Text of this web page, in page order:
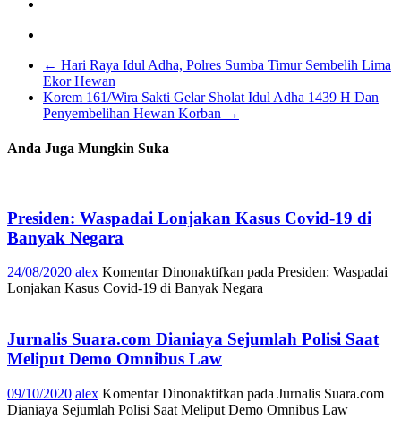
← Hari Raya Idul Adha, Polres Sumba Timur Sembelih Lima
Ekor Hewan
Korem 161/Wira Sakti Gelar Sholat Idul Adha 1439 H Dan
Penyembelihan Hewan Korban →
Anda Juga Mungkin Suka
Presiden: Waspadai Lonjakan Kasus Covid-19 di
Banyak Negara
24/08/2020 alex Komentar Dinonaktifkan pada Presiden: Waspadai
Lonjakan Kasus Covid-19 di Banyak Negara
Jurnalis Suara.com Dianiaya Sejumlah Polisi Saat
Meliput Demo Omnibus Law
09/10/2020 alex Komentar Dinonaktifkan pada Jurnalis Suara.com
Dianiaya Sejumlah Polisi Saat Meliput Demo Omnibus Law